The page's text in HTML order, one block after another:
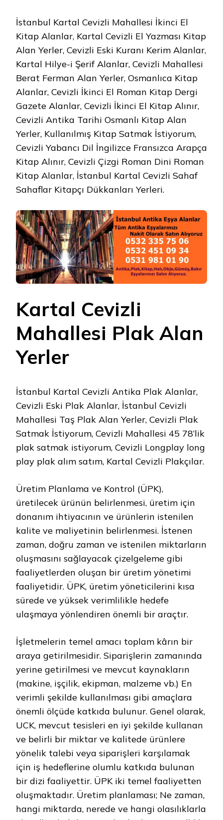
İstanbul Kartal Cevizli Mahallesi İkinci El
Kitap Alanlar, Kartal Cevizli El Yazması Kitap
Alan Yerler, Cevizli Eski Kuranı Kerim Alanlar,
Kartal Hilye-i Şerif Alanlar, Cevizli Mahallesi
Berat Ferman Alan Yerler, Osmanlıca Kitap
Alanlar, Cevizli İkinci El Roman Kitap Dergi
Gazete Alanlar, Cevizli İkinci El Kitap Alınır,
Cevizli Antika Tarihi Osmanlı Kitap Alan
Yerler, Kullanılmış Kitap Satmak İstiyorum,
Cevizli Yabancı Dil İngilizce Fransızca Arapça
Kitap Alınır, Cevizli Çizgi Roman Dini Roman
Kitap Alanlar, İstanbul Kartal Cevizli Sahaf
Sahaflar Kitapçı Dükkanları Yerleri.
Kartal Cevizli
Mahallesi Plak Alan
Yerler
İstanbul Kartal Cevizli Antika Plak Alanlar,
Cevizli Eski Plak Alanlar, İstanbul Cevizli
Mahallesi Taş Plak Alan Yerler, Cevizli Plak
Satmak İstiyorum, Cevizli Mahallesi 45 78’lik
plak satmak istiyorum, Cevizli Longplay long
play plak alım satım, Kartal Cevizli Plakçılar.
Üretim Planlama ve Kontrol (ÜPK),
üretilecek ürünün belirlenmesi, üretim için
donanım ihtiyacının ve ürünlerin istenilen
kalite ve maliyetinin belirlenmesi. İstenen
zaman, doğru zaman ve istenilen miktarların
oluşmasını sağlayacak çizelgeleme gibi
faaliyetlerden oluşan bir üretim yönetimi
faaliyetidir. ÜPK, üretim yöneticilerini kısa
sürede ve yüksek verimlilikle hedefe
ulaşmaya yönlendiren önemli bir araçtır.
İşletmelerin temel amacı toplam kârın bir
araya getirilmesidir. Siparişlerin zamanında
yerine getirilmesi ve mevcut kaynakların
(makine, işçilik, ekipman, malzeme vb.) En
verimli şekilde kullanılması gibi amaçlara
önemli ölçüde katkıda bulunur. Genel olarak,
UCK, mevcut tesisleri en iyi şekilde kullanan
ve belirli bir miktar ve kalitede ürünlere
yönelik talebi veya siparişleri karşılamak
için iş hedeflerine olumlu katkıda bulunan
bir dizi faaliyettir. ÜPK iki temel faaliyetten
oluşmaktadır. Üretim planlaması; Ne zaman,
hangi miktarda, nerede ve hangi olasılıklarla